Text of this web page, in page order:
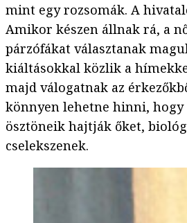
mint egy rozsomák. A
Amikor készen állnak rá, a
párzófákat választanak
kiáltásokkal közlik a
majd válogatnak az
könnyen lehetne hinni, hogy
ösztöneik hajtják őket,
cselekszenek.